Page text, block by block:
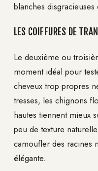
blanches
LES COIFFURES DE
Le deuxième ou
moment idéal pour
cheveux trop propres
tresses, les chignons
hautes tiennent mieux
peu de texture
camoufler des racines
élégante.